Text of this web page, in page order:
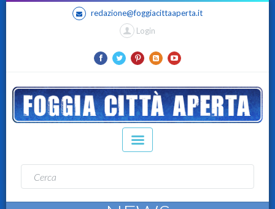
redazione@foggiacittaaperta.it
Login